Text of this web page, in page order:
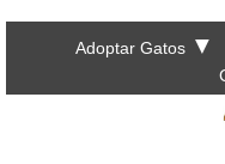
Adoptar Gatos ▼